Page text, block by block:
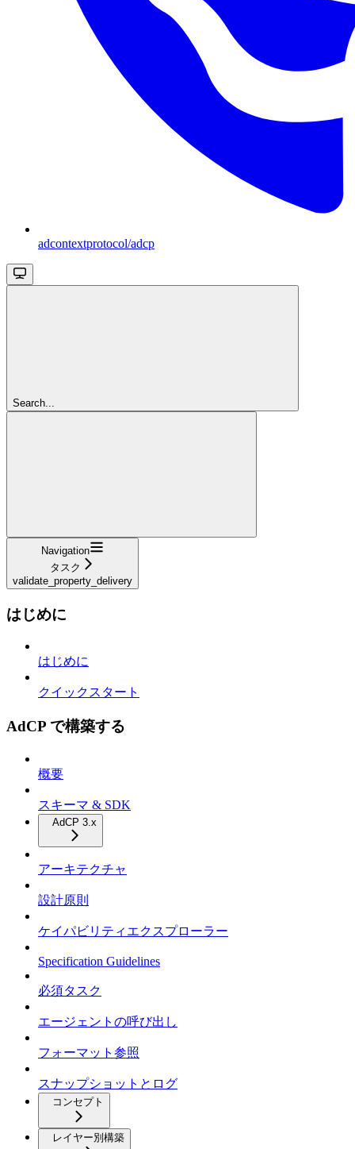
adcontextprotocol/adcp
Search...
Navigation
タスク
validate_property_delivery
はじめに
はじめに
クイックスタート
AdCP で構築する
概要
スキーマ & SDK
AdCP 3.x
アーキテクチャ
設計原則
ケイパビリティエクスプローラー
Specification Guidelines
必須タスク
エージェントの呼び出し
フォーマット参照
スナップショットとログ
コンセプト
レイヤー別構築